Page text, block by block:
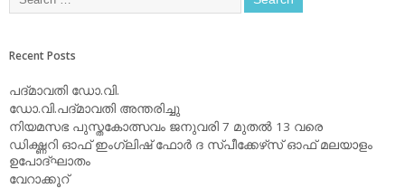
Recent Posts
പദ്മാവതി ഡോ.വി.
ഡോ.വി.പദ്മാവതി അന്തരിച്ചു
നിയമസഭ പുസ്തകോത്സവം ജനുവരി 7 മുതല്‍ 13 വരെ
ഡിക്ഷ്ണറി ഓഫ് ഇംഗ്ലിഷ് ഫോര്‍ ദ സ്പീക്കേഴ്‌സ് ഓഫ് മലയാളം
ഉപോദ്ഘാതം
വേറാക്കൂറ്